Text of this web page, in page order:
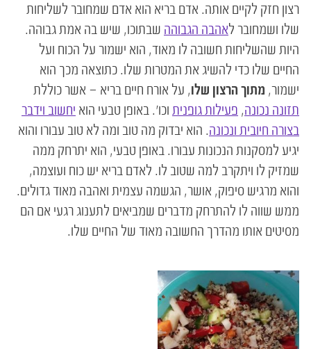
רצון חזק לקיים אותה. אדם בריא הוא אדם שמחובר לשליחות
שלו ושמחובר לאהבה הגבוהה שבתוכו, שיש בה אמת גבוהה.
היות שהשליחות חשובה לו מאוד, הוא ישמור על הכוח ועל
החיים שלו כדי להשיג את המטרות שלו. כתוצאה מכך הוא
ישמור, מתוך הרצון שלו, על אורח חיים בריא – אשר כוללת
תזונה נכונה, פעילות גופנית וכו'. באופן טבעי הוא יחשוב וידבר
בצורה חיובית ונכונה. הוא יבדוק מה טוב ומה לא טוב עבורו והוא
יגיע למסקנות הנכונות עבורו. באופן טבעי, הוא יתרחק ממה
שמזיק לו ויתקרב למה שטוב לו. לאדם בריא יש כוח ועוצמה,
והוא מרגיש סיפוק, אושר, הגשמה עצמית ואהבה מאוד גדולים.
ממש שווה לו להתרחק מדברים שמביאים לתענוג רגעי אם הם
מסיטים אותו מהדרך החשובה מאוד של החיים שלו.